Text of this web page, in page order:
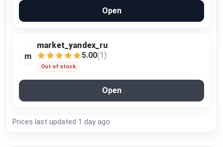
Open
m
market_yandex_ru
5.00(1)
Out of stock
Open
Prices last updated 1 day ago